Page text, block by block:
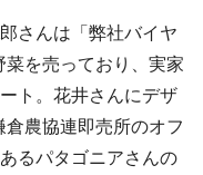
さんは「弊社バイヤ
を売っており、実家
ト。花井さんにデザ
農協連即売所のオフ
るパタゴニアさんの